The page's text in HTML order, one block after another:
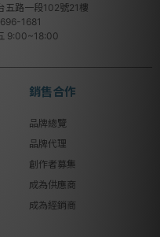
五路一段102號21樓
1681
9:00~18:00
銷售合作
品牌總覽
品牌代理
創作者募集
成為供應商
成為經銷商